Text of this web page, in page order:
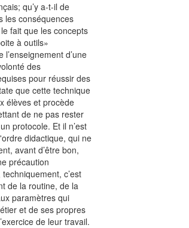
qu’y a-t-il de
les conséquences
fait que les concepts
à outils»
d’une
des
pour réussir des
que cette technique
élèves et procède
de ne pas rester
protocole. Et il n’est
didactique, qui ne
avant d’être bon,
précaution
c’est
de la routine, de la
paramètres qui
et de ses propres
de leur travail.